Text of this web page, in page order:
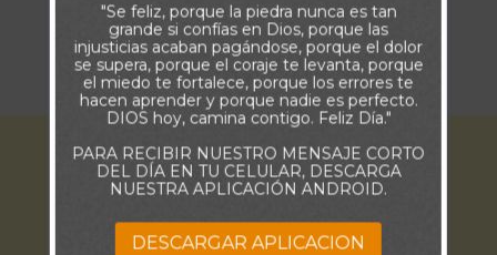
Tu Existir
Buenos Días
"Se feliz, porque la piedra nunca es tan
grande si confías en Dios, porque las
injusticias acaban pagándose, porque el dolor
se supera, porque el coraje te levanta, porque
el miedo te fortalece, porque los errores te
hacen aprender y porque nadie es perfecto.
DIOS hoy, camina contigo. Feliz Día."
PARA RECIBIR NUESTRO MENSAJE CORTO
DEL DÍA EN TU CELULAR, DESCARGA
NUESTRA APLICACIÓN ANDROID.
DESCARGAR APLICACION